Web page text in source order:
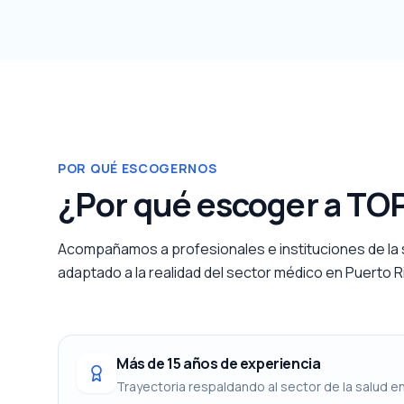
POR QUÉ ESCOGERNOS
¿Por qué escoger a
Acompañamos a profesionales e instituciones de
adaptado a la realidad del sector médico en Puerto
Más de 15 años de experiencia
Trayectoria respaldando al sector de la salud